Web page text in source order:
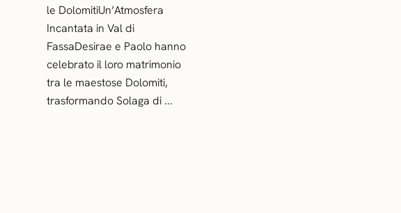
le DolomitiUn’Atmosfera
Incantata in Val di
FassaDesirae e Paolo hanno
celebrato il loro matrimonio
tra le maestose Dolomiti,
trasformando Solaga di ...